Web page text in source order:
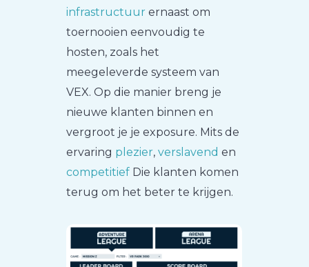
infrastructuur ernaast om
toernooien eenvoudig te
hosten, zoals het
meegeleverde systeem van
VEX. Op die manier breng je
nieuwe klanten binnen en
vergroot je je exposure. Mits de
ervaring plezier,verslavend en
competitief Die klanten komen
terug om het beter te krijgen.